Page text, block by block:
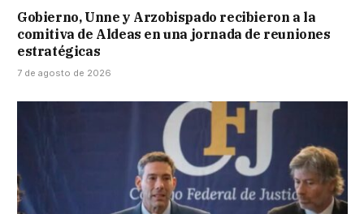
Gobierno, Unne y Arzobispado recibieron a la
comitiva de Aldeas en una jornada de reuniones
estratégicas
7 de agosto de 2026